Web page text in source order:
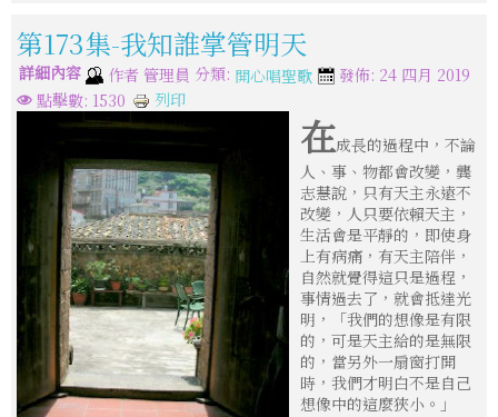
第173集-我知誰掌管明天
詳細內容 作者 管理員 分類: 開心唱聖歌
發佈: 24 四月 2019
點擊數: 1530
列印
在成長的過程中，不論
人、事、物都會改變，龔
志慧說，只有天主永遠不
改變，人只要依賴天主，
生活會是平靜的，即使身
上有病痛，有天主陪伴，
自然就覺得這只是過程，
事情過去了，就會抵達光
明，「我們的想像是有限
的，可是天主給的是無限
的，當另外一扇窗打開
時，我們才明白不是自己
想像中的這麼狹小。」